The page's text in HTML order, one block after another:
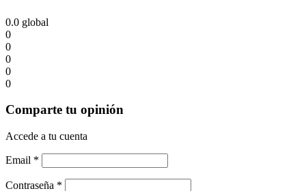
0.0 global
0
0
0
0
0
Comparte tu opinión
Accede a tu cuenta
Email *
Contraseña *